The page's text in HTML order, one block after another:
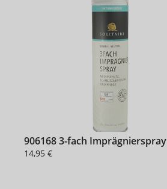
906168 3-fach Imprägnierspray
14,95 €